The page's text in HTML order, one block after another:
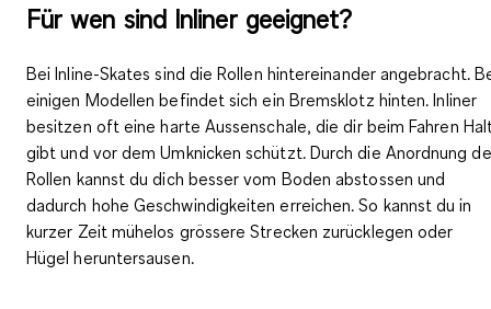
Für wen sind Inliner geeignet?
Bei Inline-Skates sind dieRollen hintereinander angebracht.
einigen Modellen befindet sich ein Bremsklotz hinten. Inliner
besitzen oft eineharte Aussenschale, die dir beim Fahren
gibt und vor dem Umknicken schützt. Durch die Anordnung
Rollen kannst du dich besser vom Boden abstossen und
dadurch hohe Geschwindigkeiten erreichen. So kannst du in
kurzer Zeit mühelos grössere Strecken zurücklegen oder
Hügel heruntersausen.